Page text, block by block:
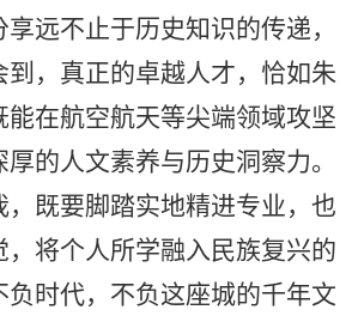
远不止于历史知识的传递，
到，真正的卓越人才，恰如朱
在航空航天等尖端领域攻坚
的人文素养与历史洞察力。
，既要脚踏实地精进专业，也
，将个人所学融入民族复兴的
负时代，不负这座城的千年文